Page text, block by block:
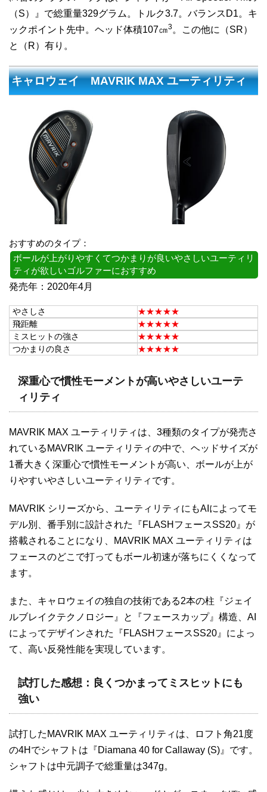
（S）』で総重量329グラム。トルク3.7。バランスD1。キ
ックポイント先中。ヘッド体積107㎝3。この他に（SR）
と（R）有り。
キャロウェイ MAVRIK MAX ユーティリティ
おすすめのタイプ：
ボールが上がりやすくてつかまりが良いやさしいユーティリ
ティが欲しいゴルファーにおすすめ
発売年：2020年4月
やさしさ
★★★★★
飛距離
★★★★★
ミスヒットの強さ
★★★★★
つかまりの良さ
★★★★★
深重心で慣性モーメントが高いやさしいユーテ
ィリティ
MAVRIK MAX ユーティリティは、3種類のタイプが発売さ
れているMAVRIK ユーティリティの中で、ヘッドサイズが
1番大きく深重心で慣性モーメントが高い、ボールが上が
りやすいやさしいユーティリティです。
MAVRIK シリーズから、ユーティリティにもAIによってモ
デル別、番手別に設計された『FLASHフェースSS20』が
搭載されることになり、MAVRIK MAX ユーティリティは
フェースのどこで打ってもボール初速が落ちにくくなって
ます。
また、キャロウェイの独自の技術である2本の柱『ジェイ
ルブレイクテクノロジー』と『フェースカップ』構造、AI
によってデザインされた『FLASHフェースSS20』によっ
て、高い反発性能を実現しています。
試打した感想：良くつかまってミスヒットにも
強い
試打したMAVRIK MAX ユーティリティは、ロフト角21度
の4Hでシャフトは『Diamana 40 for Callaway (S)』です。
シャフトは中元調子で総重量は347g。